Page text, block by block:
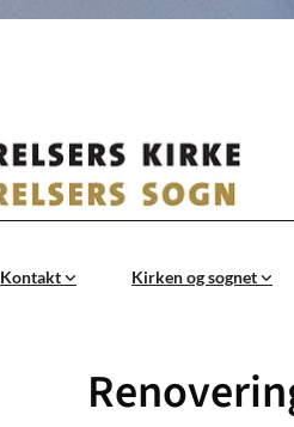
Kontakt Kirken og sognet